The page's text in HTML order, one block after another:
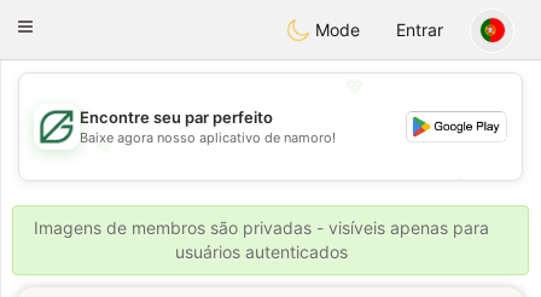
Dating
Toggle
Mode Entrar
💖
💕
💕
Encontre seu par perfeito
Baixe agora nosso aplicativo de namoro!
Imagens de membros são privadas - visíveis apenas para
usuários autenticados